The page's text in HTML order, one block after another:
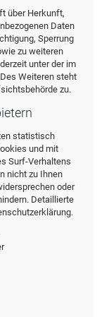
über Herkunft,
Daten
Sperrung
zu weiteren
unter der im
Weiteren steht
zu.
statistisch
und mit
Surf-Verhaltens
nicht zu Ihnen
oder
Detaillierte